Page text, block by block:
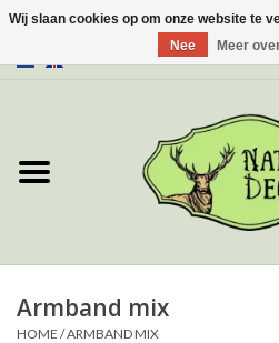
Over ons
Nieuw
Armband mix
HOME /ARMBAND MIX
Wij slaan cookies op om onze website te
Nee
Meer